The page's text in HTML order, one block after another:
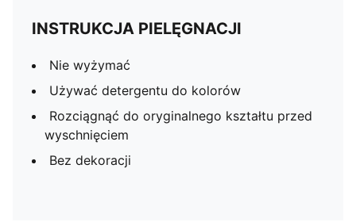
INSTRUKCJA PIELĘGNACJI
Nie wyżymać
Używać detergentu do kolorów
Rozciągnąć do oryginalnego kształtu przed
wyschnięciem
Bez dekoracji